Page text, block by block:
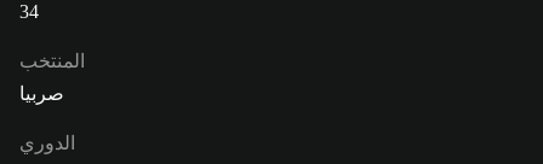
34
المنتخب
صربيا
الدوري